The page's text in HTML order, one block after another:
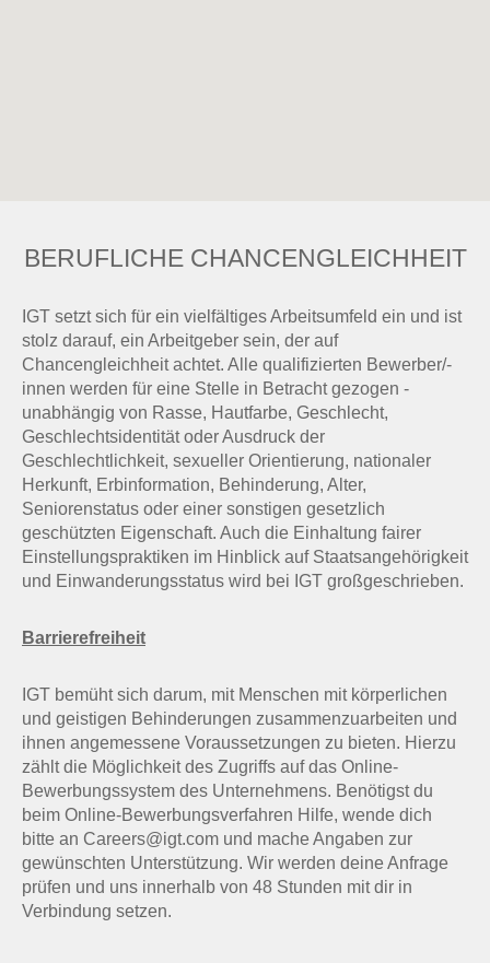
BERUFLICHE CHANCENGLEICHHEIT
IGT setzt sich für ein vielfältiges Arbeitsumfeld ein und ist
stolz darauf, ein Arbeitgeber sein, der auf
Chancengleichheit achtet. Alle qualifizierten Bewerber/-
innen werden für eine Stelle in Betracht gezogen -
unabhängig von Rasse, Hautfarbe, Geschlecht,
Geschlechtsidentität oder Ausdruck der
Geschlechtlichkeit, sexueller Orientierung, nationaler
Herkunft, Erbinformation, Behinderung, Alter,
Seniorenstatus oder einer sonstigen gesetzlich
geschützten Eigenschaft. Auch die Einhaltung fairer
Einstellungspraktiken im Hinblick auf Staatsangehörigkeit
und Einwanderungsstatus wird bei IGT großgeschrieben.
Barrierefreiheit
IGT bemüht sich darum, mit Menschen mit körperlichen
und geistigen Behinderungen zusammenzuarbeiten und
ihnen angemessene Voraussetzungen zu bieten. Hierzu
zählt die Möglichkeit des Zugriffs auf das Online-
Bewerbungssystem des Unternehmens. Benötigst du
beim Online-Bewerbungsverfahren Hilfe, wende dich
bitte an Careers@igt.com und mache Angaben zur
gewünschten Unterstützung. Wir werden deine Anfrage
prüfen und uns innerhalb von 48 Stunden mit dir in
Verbindung setzen.